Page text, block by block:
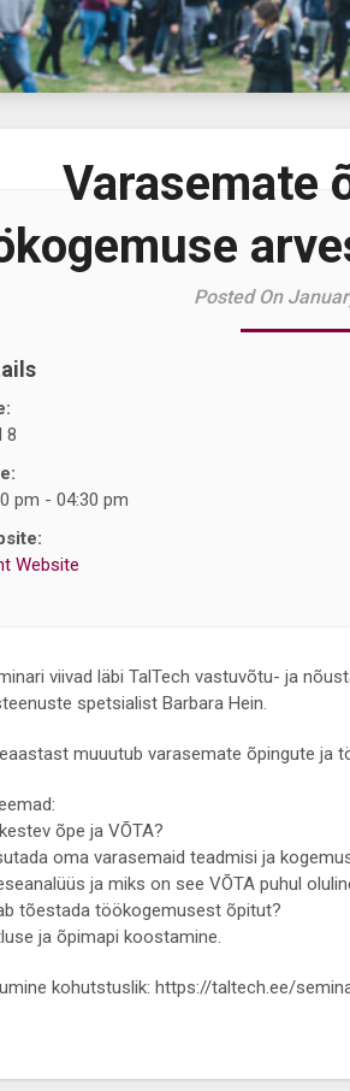
Varasemate
Posted On
8
pm - 04:30 pm
Website
viivad läbi TalTech vastuvõtu- ja
spetsialist Barbara Hein.
muuutub varasemate õpingute ja
õpe ja VÕTA?
oma varasemaid teadmisi ja
ja miks on see VÕTA puhul
tõestada töökogemusest õpitut?
ja õpimapi koostamine.
kohutstuslik: https://taltech.ee/